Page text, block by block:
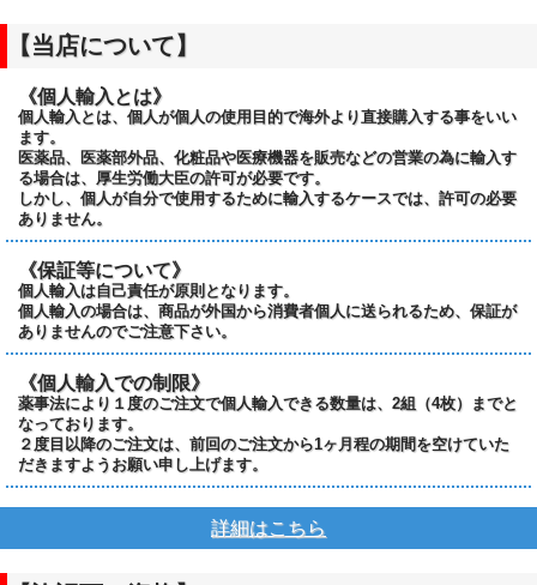
【当店について】
《個人輸入とは》
個人輸入とは、個人が個人の使用目的で海外より直接購入する事をいい
ます。
医薬品、医薬部外品、化粧品や医療機器を販売などの営業の為に輸入す
る場合は、厚生労働大臣の許可が必要です。
しかし、個人が自分で使用するために輸入するケースでは、許可の必要
ありません。
《保証等について》
個人輸入は自己責任が原則となります。
個人輸入の場合は、商品が外国から消費者個人に送られるため、保証が
ありませんのでご注意下さい。
《個人輸入での制限》
薬事法により１度のご注文で個人輸入できる数量は、2組（4枚）までと
なっております。
２度目以降のご注文は、前回のご注文から1ヶ月程の期間を空けていた
だきますようお願い申し上げます。
詳細はこちら